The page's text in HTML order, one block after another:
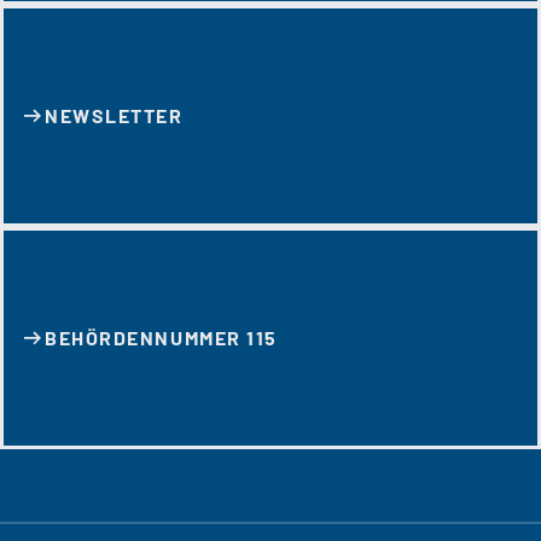
NEWSLETTER
BEHÖRDENNUMMER 115